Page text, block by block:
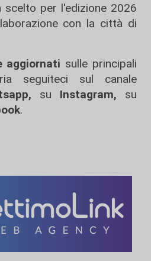
per l'edizione 2026
con la città di
aggiornati sulle principali
seguiteci sul canale
su Instagram, su
.